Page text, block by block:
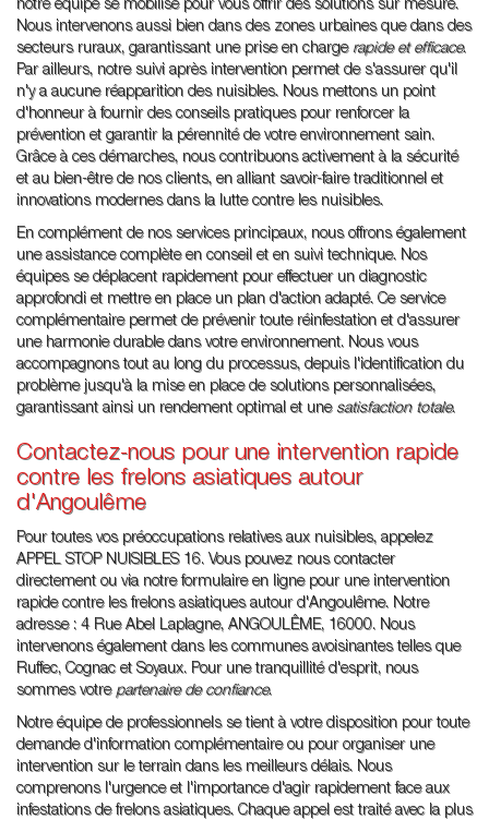
notre équipe se mobilise pour vous offrir des solutions sur mesure.
Nous intervenons aussi bien dans des zones urbaines que dans des
secteurs ruraux, garantissant une prise en charge rapide et efficace.
Par ailleurs, notre suivi après intervention permet de s'assurer qu'il
n'y a aucune réapparition des nuisibles. Nous mettons un point
d'honneur à fournir des conseils pratiques pour renforcer la
prévention et garantir la pérennité de votre environnement sain.
Grâce à ces démarches, nous contribuons activement à la sécurité
et au bien-être de nos clients, en alliant savoir-faire traditionnel et
innovations modernes dans la lutte contre les nuisibles.
En complément de nos services principaux, nous offrons également
une assistance complète en conseil et en suivi technique. Nos
équipes se déplacent rapidement pour effectuer un diagnostic
approfondi et mettre en place un plan d'action adapté. Ce service
complémentaire permet de prévenir toute réinfestation et d'assurer
une harmonie durable dans votre environnement. Nous vous
accompagnons tout au long du processus, depuis l'identification du
problème jusqu'à la mise en place de solutions personnalisées,
garantissant ainsi un rendement optimal et une satisfaction totale.
Contactez-nous pour une intervention rapide
contre les frelons asiatiques autour
d'Angoulême
Pour toutes vos préoccupations relatives aux nuisibles, appelez
APPEL STOP NUISIBLES 16. Vous pouvez nous contacter
directement ou via notre formulaire en ligne pour une intervention
rapide contre les frelons asiatiques autour d'Angoulême. Notre
adresse : 4 Rue Abel Laplagne, ANGOULÊME, 16000. Nous
intervenons également dans les communes avoisinantes telles que
Ruffec, Cognac et Soyaux. Pour une tranquillité d'esprit, nous
sommes votre partenaire de confiance.
Notre équipe de professionnels se tient à votre disposition pour toute
demande d'information complémentaire ou pour organiser une
intervention sur le terrain dans les meilleurs délais. Nous
comprenons l'urgence et l'importance d'agir rapidement face aux
infestations de frelons asiatiques. Chaque appel est traité avec la plus